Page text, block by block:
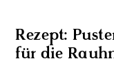
Rezept:
für die